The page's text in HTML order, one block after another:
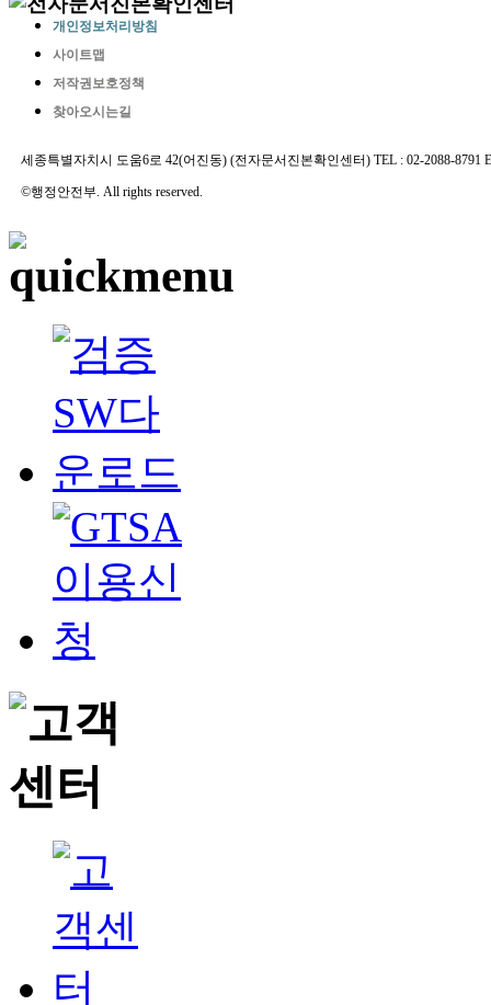
개인정보처리방침
사이트맵
저작권보호정책
찾아오시는길
세종특별자치시 도움6로 42(어진동) (전자문서진본확인센터) TEL : 02-2088-8791
©행정안전부. All rights reserved.